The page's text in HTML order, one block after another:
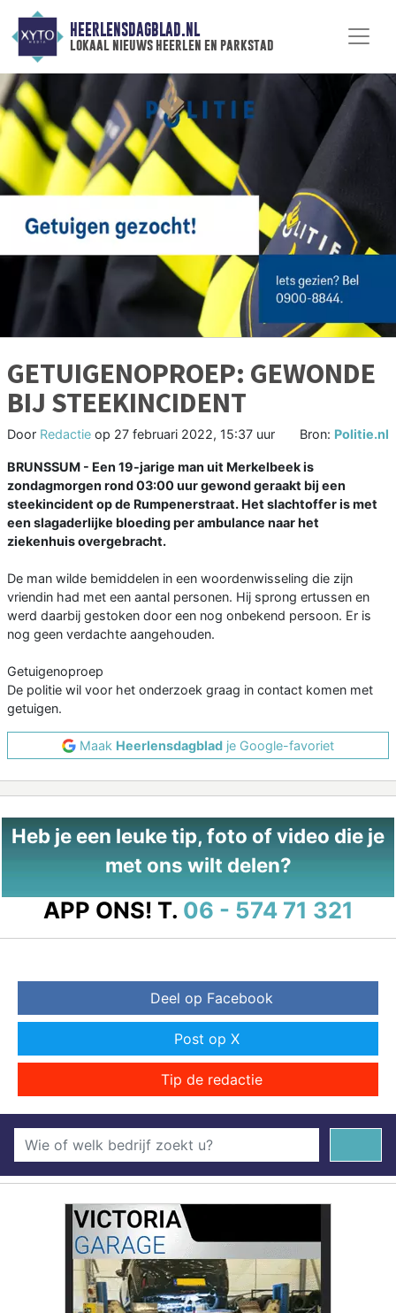
HEERLENSDAGBLAD.NL
lokaal nieuws heerlen en parkstad
GETUIGENOPROEP: GEWONDE
BIJ STEEKINCIDENT
Door Redactie op 27 februari 2022, 15:37 uur Bron: Politie.nl
BRUNSSUM - Een 19-jarige man uit Merkelbeek is
zondagmorgen rond 03:00 uur gewond geraakt bij een
steekincident op de Rumpenerstraat. Het slachtoffer is met
een slagaderlijke bloeding per ambulance naar het
ziekenhuis overgebracht.
De man wilde bemiddelen in een woordenwisseling die zijn
vriendin had met een aantal personen. Hij sprong ertussen en
werd daarbij gestoken door een nog onbekend persoon. Er is
nog geen verdachte aangehouden.
Getuigenoproep
De politie wil voor het onderzoek graag in contact komen met
getuigen.
Maak Heerlensdagblad je Google-favoriet
Heb je een leuke tip, foto of video die je
met ons wilt delen?
APP ONS! T. 06 - 574 71 321
Deel op Facebook
Post op X
Tip de redactie